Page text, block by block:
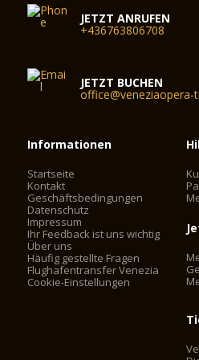
JETZT ANRUFEN
+436763806708
JETZT BUCHEN
office@veneziaopera-
Informationen
Startseite
Kontakt
Geschäftsbedingungen
Datenschutz
Impressum
Ihr Feedback ist uns wichtig
Über uns
Häufig gestellte Fragen
Flughafentransfer Venezia
Cookie-Einstellungen